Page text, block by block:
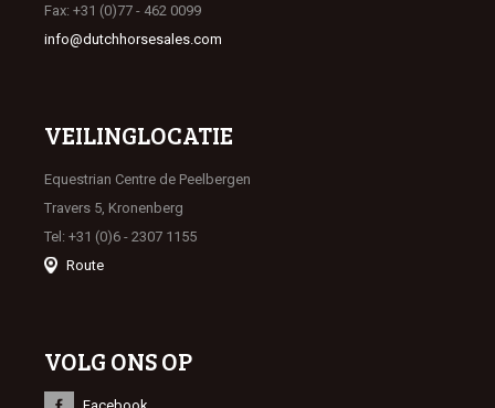
Fax: +31 (0)77 - 462 0099
info@dutchhorsesales.com
VEILINGLOCATIE
Equestrian Centre de Peelbergen
Travers 5, Kronenberg
Tel: +31 (0)6 - 2307 1155
Route
VOLG ONS OP